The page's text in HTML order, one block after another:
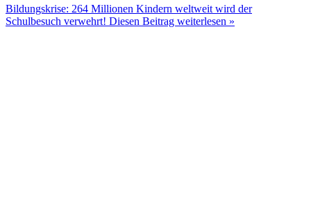
Bildungskrise: 264 Millionen Kindern weltweit wird der
Schulbesuch verwehrt! Diesen Beitrag weiterlesen »